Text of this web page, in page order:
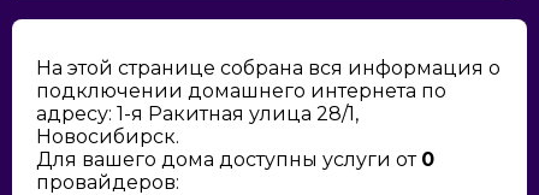
На этой странице собрана вся информация о
подключении домашнего интернета по
адресу: 1-я Ракитная улица 28/1,
Новосибирск.
Для вашего дома доступны услуги от 0
провайдеров: